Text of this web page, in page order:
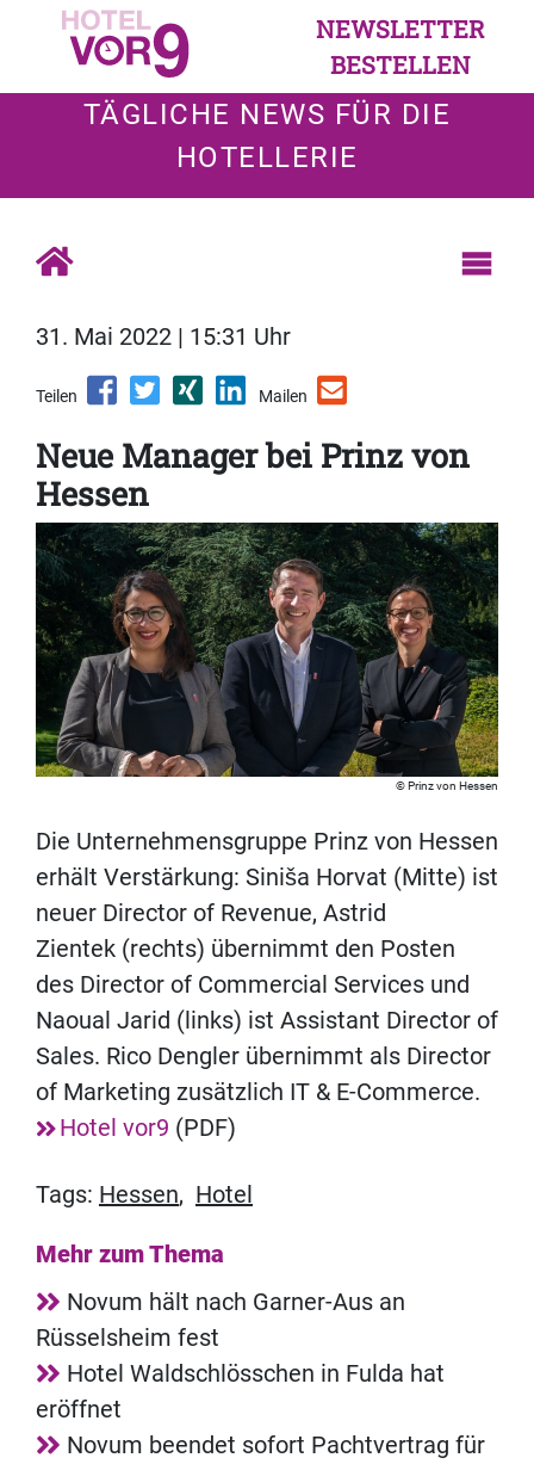
NEWSLETTER
BESTELLEN
TÄGLICHE NEWS FÜR DIE
HOTELLERIE
31. Mai 2022 | 15:31 Uhr
Teilen Mailen
Neue Manager bei Prinz von
Hessen
Prinz von Hessen
Die Unternehmensgruppe Prinz von Hessen
erhält Verstärkung: Siniša Horvat (Mitte) ist
neuer Director of Revenue, Astrid
Zientek (rechts) übernimmt den Posten
des Director of Commercial Services und
Naoual Jarid (links) ist Assistant Director of
Sales. Rico Dengler übernimmt als Director
of Marketing zusätzlich IT & E-Commerce.
Hotel vor9 (PDF)
Tags: Hessen, Hotel
Mehr zum Thema
Novum hält nach Garner-Aus an
Rüsselsheim fest
Hotel Waldschlösschen in Fulda hat
eröffnet
Novum beendet sofort Pachtvertrag für